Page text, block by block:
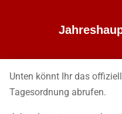
Unten könnt Ihr das
Tagesordnung abrufen.